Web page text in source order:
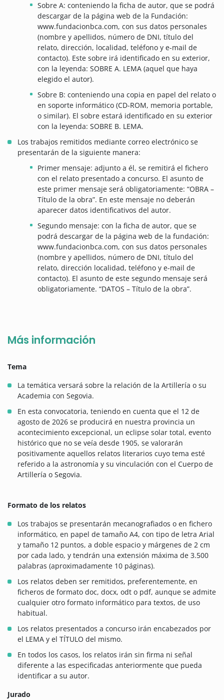
Sobre A: conteniendo la ficha de autor, que se podrá
descargar de la página web de la Fundación:
www.fundacionbca.com, con sus datos personales
(nombre y apellidos, número de DNI, título del
relato, dirección, localidad, teléfono y e-mail de
contacto). Este sobre irá identificado en su exterior,
con la leyenda: SOBRE A. LEMA (aquel que haya
elegido el autor).
Sobre B: conteniendo una copia en papel del relato o
en soporte informático (CD-ROM, memoria portable,
o similar). El sobre estará identificado en su exterior
con la leyenda: SOBRE B. LEMA.
Los trabajos remitidos mediante correo electrónico se
presentarán de la siguiente manera:
Primer mensaje: adjunto a él, se remitirá el fichero
con el relato presentado a concurso. El asunto de
este primer mensaje será obligatoriamente: “OBRA –
Título de la obra”. En este mensaje no deberán
aparecer datos identificativos del autor.
Segundo mensaje: con la ficha de autor, que se
podrá descargar de la página web de la fundación:
www.fundacionbca.com, con sus datos personales
(nombre y apellidos, número de DNI, título del
relato, dirección localidad, teléfono y e-mail de
contacto). El asunto de este segundo mensaje será
obligatoriamente. “DATOS – Título de la obra”.
Más información
Tema
La temática versará sobre la relación de la Artillería o su
Academia con Segovia.
En esta convocatoria, teniendo en cuenta que el 12 de
agosto de 2026 se producirá en nuestra provincia un
acontecimiento excepcional, un eclipse solar total, evento
histórico que no se veía desde 1905, se valorarán
positivamente aquellos relatos literarios cuyo tema esté
referido a la astronomía y su vinculación con el Cuerpo de
Artillería o Segovia.
Formato de los relatos
Los trabajos se presentarán mecanografiados o en fichero
informático, en papel de tamaño A4, con tipo de letra Arial
y tamaño 12 puntos, a doble espacio y márgenes de 2 cm
por cada lado, y tendrán una extensión máxima de 3.500
palabras (aproximadamente 10 páginas).
Los relatos deben ser remitidos, preferentemente, en
ficheros de formato doc, docx, odt o pdf, aunque se admite
cualquier otro formato informático para textos, de uso
habitual.
Los relatos presentados a concurso irán encabezados por
el LEMA y el TÍTULO del mismo.
En todos los casos, los relatos irán sin firma ni señal
diferente a las especificadas anteriormente que pueda
identificar a su autor.
Jurado